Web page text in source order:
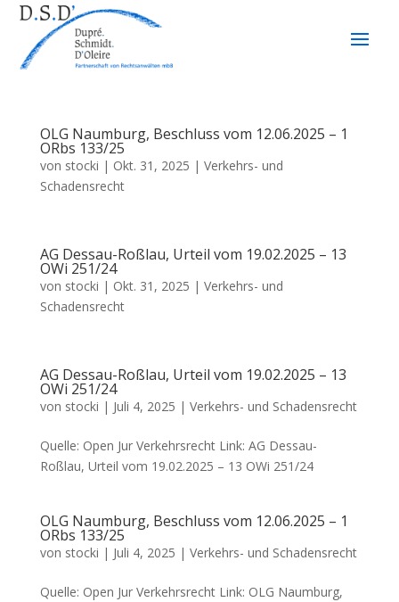
OLG Naumburg, Beschluss vom 12.06.2025 – 1
ORbs 133/25
von stocki | Okt. 31, 2025 | Verkehrs- und
Schadensrecht
AG Dessau-Roßlau, Urteil vom 19.02.2025 – 13
OWi 251/24
von stocki | Okt. 31, 2025 | Verkehrs- und
Schadensrecht
AG Dessau-Roßlau, Urteil vom 19.02.2025 – 13
OWi 251/24
von stocki | Juli 4, 2025 | Verkehrs- und Schadensrecht
Quelle: Open Jur Verkehrsrecht Link: AG Dessau-
Roßlau, Urteil vom 19.02.2025 – 13 OWi 251/24
OLG Naumburg, Beschluss vom 12.06.2025 – 1
ORbs 133/25
von stocki | Juli 4, 2025 | Verkehrs- und Schadensrecht
Quelle: Open Jur Verkehrsrecht Link: OLG Naumburg,